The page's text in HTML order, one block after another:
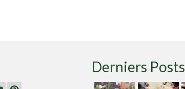
Derniers Posts